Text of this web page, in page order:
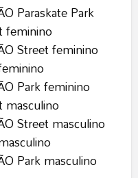
Paraskate Park
feminino
Street feminino
Park feminino
Street masculino
Park masculino